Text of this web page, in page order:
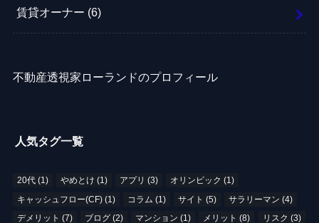
賃貸オーナー (6)
不動産透視家ローランドのプロフィール
人気タグ一覧
20代(1) やめとけ (1) アプリ (3) オリンピック (1)
キャッシュフロー(CF)(1) コラム (1) サイト (5) サラリーマン (4)
デメリット (7) ブログ (2) マンション (1) メリット (8) リスク (3)